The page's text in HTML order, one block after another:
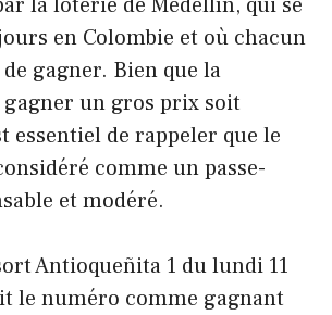
en Colombie et où chacun
gagner. Bien que la
un gros prix soit
essentiel de rappeler que le
comme un passe-
et modéré.
Antioqueñita 1 du lundi 11
le numéro comme gagnant